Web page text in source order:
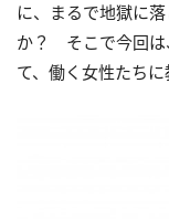
に、まるで地獄に
か？ そこで今回は
て、働く女性たちに